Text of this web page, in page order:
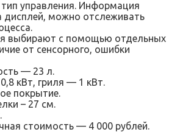
управления. Информация
дисплей, можно отслеживать
выбирают с помощью отдельных
от сенсорного, ошибки
— 23 л.
кВт, гриля — 1 кВт.
покрытие.
– 27 см.
стоимость — 4 000 рублей.